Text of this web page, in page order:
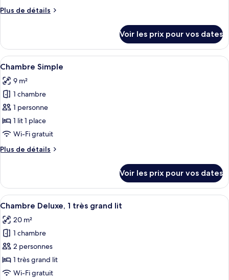
chambre :
Standard,
1
lit
double
Plus de détails
Plus
le
type
de
Chambre
Double
Standard,
lit
double
Voir les prix pour vos dates
Afficher
toutes
les
photos
pour
ce
type
chambre :
Une chambre d’hôtel avec un lit,
5
Chambre Simple
9 m²
1 chambre
1 personne
1 lit 1 place
Wi-Fi gratuit
Plus de détails
Plus
le
type
de
Chambre
Simple
Voir les prix pour vos dates
Afficher
toutes
les
photos
pour
ce
type
Un lit bien fait, avec deux oreillers,
6
Chambre Deluxe, 1 très grand lit
20 m²
1 chambre
2 personnes
1 très grand lit
Wi-Fi gratuit